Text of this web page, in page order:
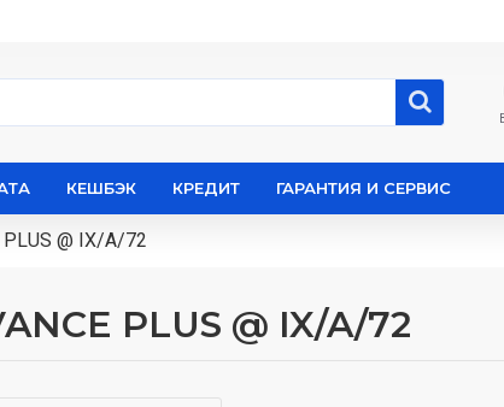
КЕШБЭК КРЕДИТ ГАРАНТИЯ И СЕРВИС
@ IX/A/72
PLUS @ IX/A/72